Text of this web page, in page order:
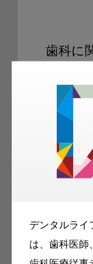
デンタルライ
は、歯科医師
歯科に
ご登録い
科衛生士
容のメー